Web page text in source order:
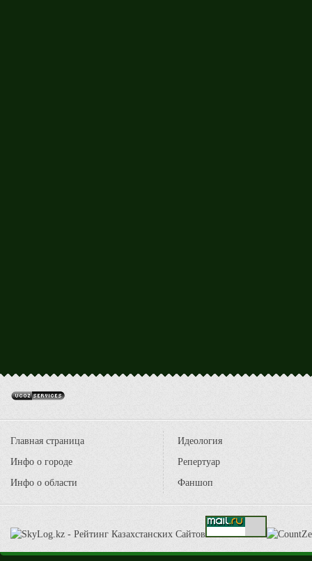
Главная страница
Инфо о городе
Инфо о области
Идеология
Репертуар
Фаншоп